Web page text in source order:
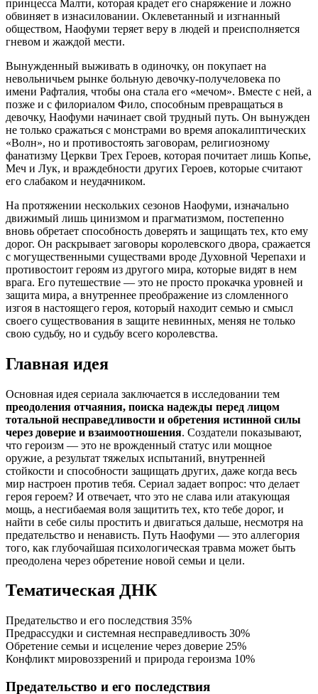
принцесса Малти, которая крадет его снаряжение и ложно
обвиняет в изнасиловании. Оклеветанный и изгнанный
обществом, Наофуми теряет веру в людей и преисполняется
гневом и жаждой мести.
Вынужденный выживать в одиночку, он покупает на
невольничьем рынке больную девочку-получеловека по
имени Рафталия, чтобы она стала его «мечом». Вместе с ней, а
позже и с филориалом Фило, способным превращаться в
девочку, Наофуми начинает свой трудный путь. Он вынужден
не только сражаться с монстрами во время апокалиптических
«Волн», но и противостоять заговорам, религиозному
фанатизму Церкви Трех Героев, которая почитает лишь Копье,
Меч и Лук, и враждебности других Героев, которые считают
его слабаком и неудачником.
На протяжении нескольких сезонов Наофуми, изначально
движимый лишь цинизмом и прагматизмом, постепенно
вновь обретает способность доверять и защищать тех, кто ему
дорог. Он раскрывает заговоры королевского двора, сражается
с могущественными существами вроде Духовной Черепахи и
противостоит героям из другого мира, которые видят в нем
врага. Его путешествие — это не просто прокачка уровней и
защита мира, а внутреннее преображение из сломленного
изгоя в настоящего героя, который находит семью и смысл
своего существования в защите невинных, меняя не только
свою судьбу, но и судьбу всего королевства.
Главная идея
Основная идея сериала заключается в исследовании тем
преодоления отчаяния, поиска надежды перед лицом
тотальной несправедливости и обретения истинной силы
через доверие и взаимоотношения. Создатели показывают,
что героизм — это не врожденный статус или мощное
оружие, а результат тяжелых испытаний, внутренней
стойкости и способности защищать других, даже когда весь
мир настроен против тебя. Сериал задает вопрос: что делает
героя героем? И отвечает, что это не слава или атакующая
мощь, а несгибаемая воля защитить тех, кто тебе дорог, и
найти в себе силы простить и двигаться дальше, несмотря на
предательство и ненависть. Путь Наофуми — это аллегория
того, как глубочайшая психологическая травма может быть
преодолена через обретение новой семьи и цели.
Тематическая ДНК
Предательство и его последствия 35%
Предрассудки и системная несправедливость 30%
Обретение семьи и исцеление через доверие 25%
Конфликт мировоззрений и природа героизма 10%
Предательство и его последствия